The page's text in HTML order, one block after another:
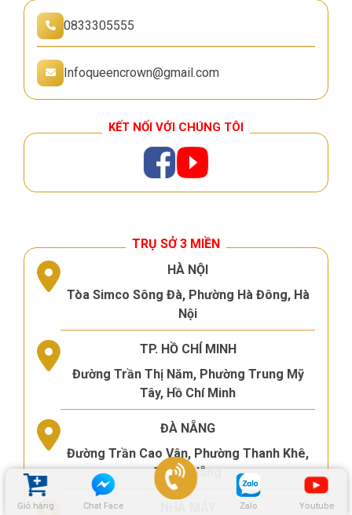
Giỏ hàng Chat Face Zalo Youtube
0833305555
Infoqueencrown@gmail.com
KẾT NỐI VỚI CHÚNG TÔI
TRỤ SỞ 3 MIỀN
HÀ NỘI
Tòa Simco Sông Đà, Phường Hà Đông, Hà
Nội
TP. HỒ CHÍ MINH
Đường Trần Thị Năm, Phường Trung Mỹ
Tây, Hồ Chí Minh
ĐÀ NẴNG
Đường Trần Cao Vân, Phường Thanh Khê,
TP.Đà Nẵng